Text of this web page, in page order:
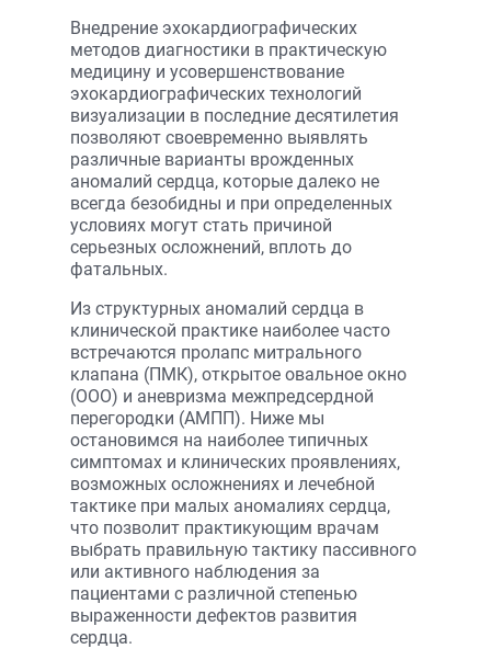
Внедрение эхокардиографических
методов диагностики в практическую
медицину и усовершенствование
эхокардиографических технологий
визуализации в последние десятилетия
позволяют своевременно выявлять
различные варианты врожденных
аномалий сердца, которые далеко не
всегда безобидны и при определенных
условиях могут стать причиной
серьезных осложнений, вплоть до
фатальных.
Из структурных аномалий сердца в
клинической практике наиболее часто
встречаются пролапс митрального
клапана (ПМК), открытое овальное окно
(ООО) и аневризма межпредсердной
перегородки (АМПП). Ниже мы
остановимся на наиболее типичных
симптомах и клинических проявлениях,
возможных осложнениях и лечебной
тактике при малых аномалиях сердца,
что позволит практикующим врачам
выбрать правильную тактику пассивного
или активного наблюдения за
пациентами с различной степенью
выраженности дефектов развития
сердца.